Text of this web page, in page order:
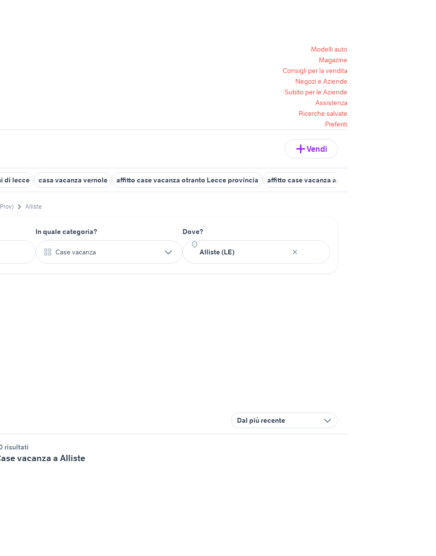
Modelli auto
Magazine
Consigli per la vendita
Negozi e Aziende
Subito per le Aziende
Assistenza
Ricerche salvate
Preferiti
Vendi
di lecce casa vacanza vernole affitto case vacanza otranto Lecce provincia affitto case vacanza appartamenti vacanze Porto
Alliste
In quale categoria?
Case vacanza
Dove?
Dal più recente
risultati
vacanza a Alliste